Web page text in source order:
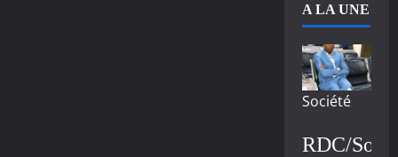
A LA UNE
Société
RDC/